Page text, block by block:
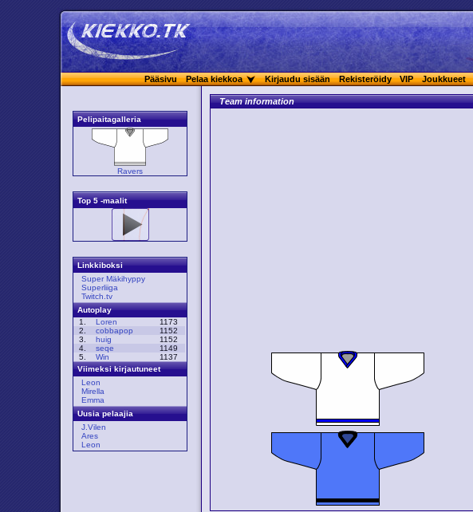
Pääsivu Pelaa kiekkoa Kirjaudu sisään Rekisteröidy VIP Joukkueet
Pelipaitagalleria
Ravers
Top 5 -maalit
Linkkiboksi
Super Mäkihyppy
Superliiga
Twitch.tv
Autoplay
1.
Loren
1173
2.
cobbapop
1152
3.
huig
1152
4.
seqe
1149
5.
Win
1137
Viimeksi kirjautuneet
Leon
Mirella
Emma
Uusia pelaajia
J.Vilen
Ares
Leon
Team information